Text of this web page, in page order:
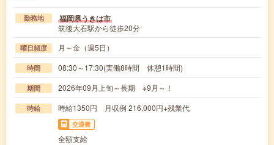
勤務地 福岡県うきは市
筑後大石駅から徒歩20分
曜日頻度 月～金（週5日）
時間 08:30～17:30(実働8時間 休憩1時間)
期間 2026年09月上旬～長期 ※9月～！
時給 時給1350円 月収例 216,000円+残業代
交通費
全額支給